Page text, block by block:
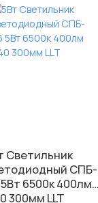
Светильник
СПБ-
6500к 400лм
300мм LLT